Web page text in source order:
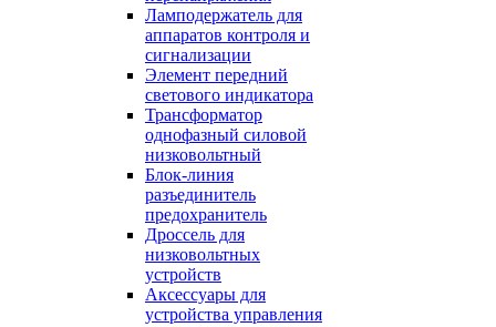
Ламподержатель для
аппаратов контроля и
сигнализации
Элемент передний
светового индикатора
Трансформатор
однофазный силовой
низковольтный
Блок-линия
разъединитель
предохранитель
Дроссель для
низковольтных
устройств
Аксессуары для
устройства управления